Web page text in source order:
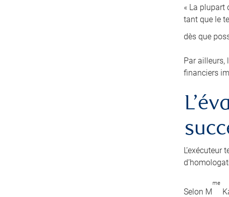
« La plupart
tant que le
dès que
Par ailleurs,
financiers
Selon M
me